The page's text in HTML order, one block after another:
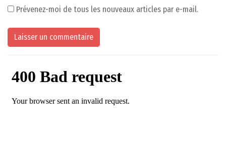
Prévenez-moi de tous les nouveaux articles par e-mail.